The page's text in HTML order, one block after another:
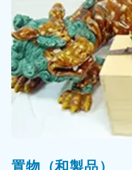
置物（和製品）